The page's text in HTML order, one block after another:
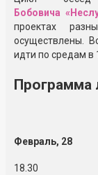
Бобовича
проектах
осуществлены.
идти по средам в
Программа
Февраль, 28
18.30